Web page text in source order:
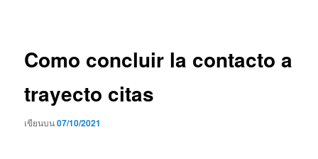
Como concluir la contacto a
trayecto citas
เขียนบน07/10/2021